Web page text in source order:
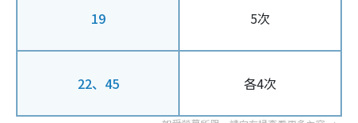
19 5次
22、45 各4次